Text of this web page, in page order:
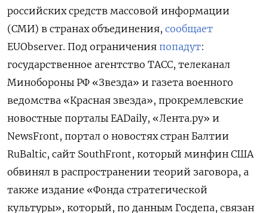
российских средств массовой информации
(СМИ) в странах объединения, сообщает
EUObserver. Под ограничения попадут:
государственное агентство ТАСС, телеканал
Минобороны РФ «Звезда» и газета военного
ведомства «Красная звезда», прокремлевские
новостные порталы EADaily, «Лента.ру» и
NewsFront, портал о новостях стран Балтии
RuBaltic, сайт SouthFront, который минфин США
обвинял в распространении теорий заговора, а
также издание «Фонда стратегической
культуры», который, по данным Госдепа, связан